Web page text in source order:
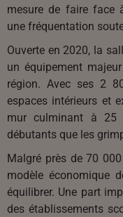
mesure de faire face
une fréquentation
Ouverte en 2020, la
un équipement
région. Avec ses 2
espaces intérieurs et
mur culminant à 25
débutants que les
Malgré près de 70
modèle économique
équilibrer. Une part
des établissements